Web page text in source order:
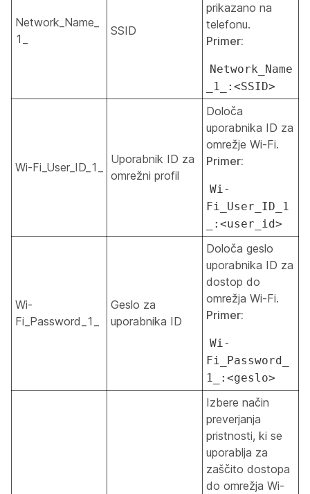
Network_Name_
1_
SSID
prikazano na
telefonu.
Primer:
Network_Name
_1_:<SSID>
Wi-Fi_User_ID_1_
Uporabnik ID za
omrežni profil
Določa
uporabnika ID za
omrežje Wi-Fi.
Primer:
Wi-
Fi_User_ID_1
_:<user_id>
Wi-
Fi_Password_1_
Geslo za
uporabnika ID
Določa geslo
uporabnika ID za
dostop do
omrežja Wi-Fi.
Primer:
Wi-
Fi_Password_
1_:<geslo>
Izbere način
preverjanja
pristnosti, ki se
uporablja za
zaščito dostopa
do omrežja Wi-